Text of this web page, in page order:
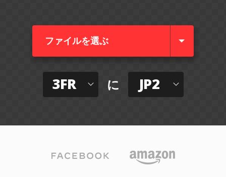
ファイルを選ぶ
3FR に JP2